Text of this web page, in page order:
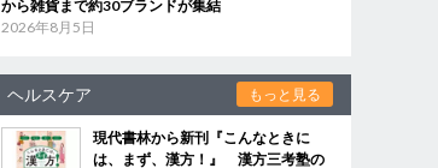
から雑貨まで約30ブランドが集結
2026年8月5日
ヘルスケア もっと見る
現代書林から新刊『こんなときに
は、まず、漢方！』 漢方三考塾の